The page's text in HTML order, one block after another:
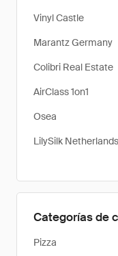
Vinyl Castle
Marantz Germany
Colibri Real Estate
AirClass 1on1
Osea
LilySilk Netherlands
Categorías de
Pizza